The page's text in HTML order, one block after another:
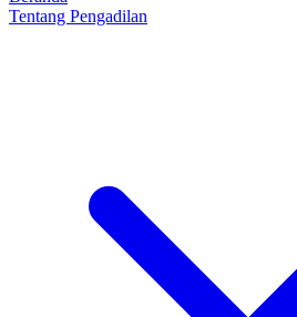
Tentang Pengadilan